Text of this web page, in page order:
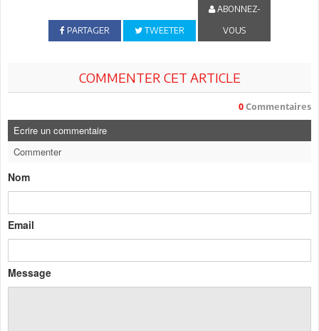
PARTAGER TWEETER
ABONNEZ-
VOUS
COMMENTER CET ARTICLE
0 Commentaires
Ecrire un commentaire
Commenter
Nom
Email
Message